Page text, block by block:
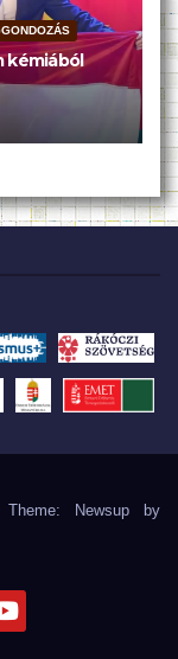
kémiából
Theme: Newsup by